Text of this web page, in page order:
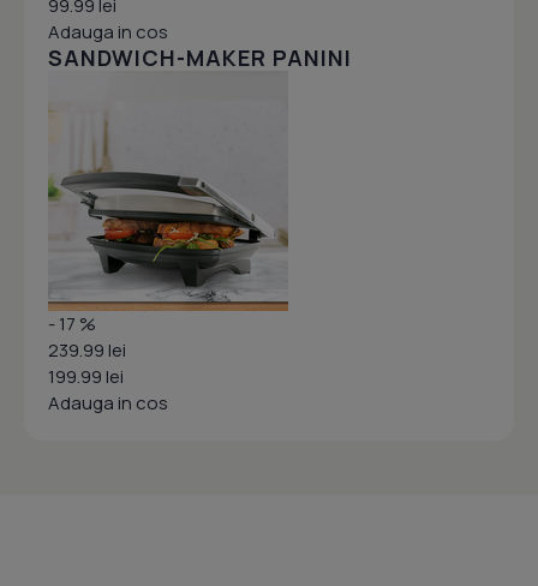
99.99 lei
Adauga in cos
SANDWICH-MAKER PANINI
- 17 %
239.99 lei
199.99 lei
Adauga in cos